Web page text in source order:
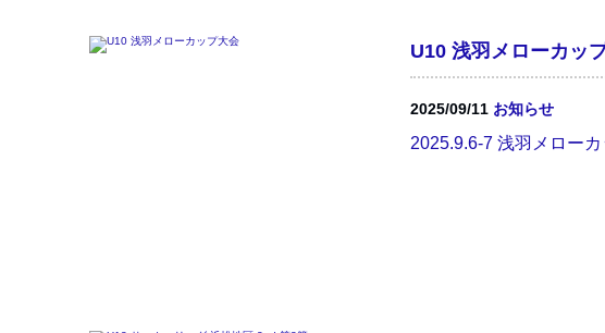
U10 浅羽メローカッ
2025/09/11 お知らせ
2025.9.6-7 浅羽メロー